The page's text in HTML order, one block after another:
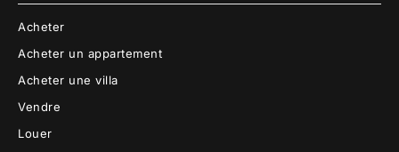
Acheter
Acheter un appartement
Acheter une villa
Vendre
Louer